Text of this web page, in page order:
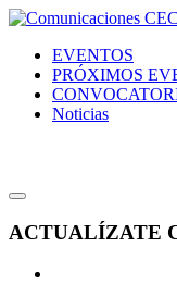
EVENTOS
PRÓXIMOS
Noticias
ACTUALÍZATE